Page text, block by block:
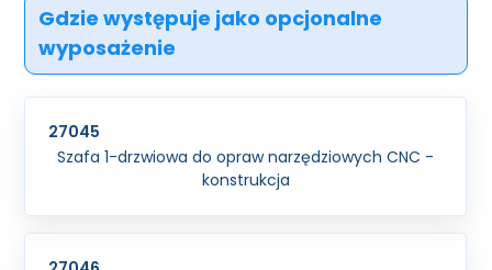
Gdzie występuje jako opcjonalne
wyposażenie
27045
Szafa 1-drzwiowa do opraw narzędziowych CNC -
konstrukcja